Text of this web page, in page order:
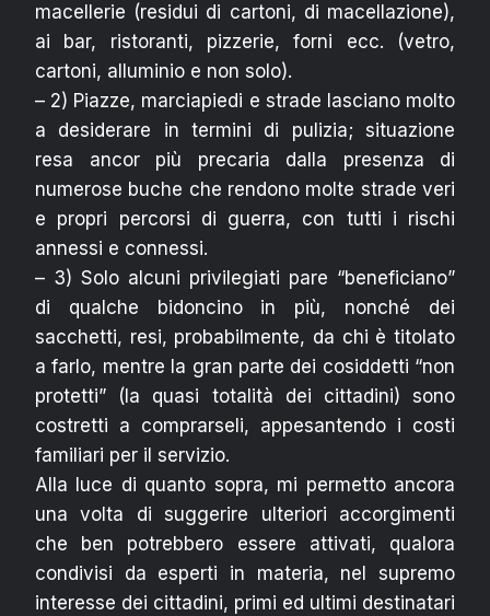
macellerie (residui di cartoni, di macellazione),
ai bar, ristoranti, pizzerie, forni ecc. (vetro,
cartoni, alluminio e non solo).
– 2) Piazze, marciapiedi e strade lasciano molto
a desiderare in termini di pulizia; situazione
resa ancor più precaria dalla presenza di
numerose buche che rendono molte strade veri
e propri percorsi di guerra, con tutti i rischi
annessi e connessi.
– 3) Solo alcuni privilegiati pare “beneficiano”
di qualche bidoncino in più, nonché dei
sacchetti, resi, probabilmente, da chi è titolato
a farlo, mentre la gran parte dei cosiddetti “non
protetti” (la quasi totalità dei cittadini) sono
costretti a comprarseli, appesantendo i costi
familiari per il servizio.
Alla luce di quanto sopra, mi permetto ancora
una volta di suggerire ulteriori accorgimenti
che ben potrebbero essere attivati, qualora
condivisi da esperti in materia, nel supremo
interesse dei cittadini, primi ed ultimi destinatari